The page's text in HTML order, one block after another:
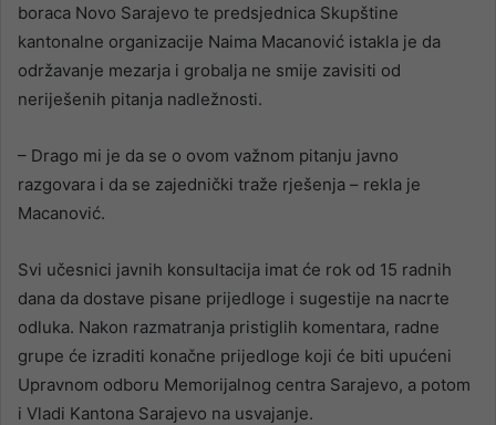
boraca Novo Sarajevo te predsjednica Skupštine
kantonalne organizacije Naima Macanović istakla je da
održavanje mezarja i grobalja ne smije zavisiti od
neriješenih pitanja nadležnosti.
– Drago mi je da se o ovom važnom pitanju javno
razgovara i da se zajednički traže rješenja – rekla je
Macanović.
Svi učesnici javnih konsultacija imat će rok od 15 radnih
dana da dostave pisane prijedloge i sugestije na nacrte
odluka. Nakon razmatranja pristiglih komentara, radne
grupe će izraditi konačne prijedloge koji će biti upućeni
Upravnom odboru Memorijalnog centra Sarajevo, a potom
i Vladi Kantona Sarajevo na usvajanje.